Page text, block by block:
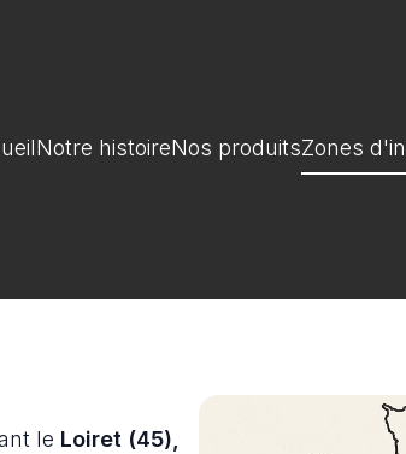
Notre histoireNos produitsZones
le Loiret (45),